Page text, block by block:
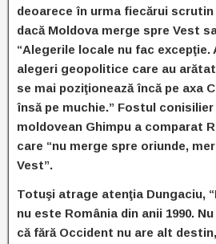
deoarece în urma fiecărui
dacă Moldova merge spre Vest
“Alegerile locale nu fac
alegeri geopolitice care au
se mai poziţionează încă pe axa
însă pe muchie.” Fostul
moldovean Ghimpu a comparat
care “nu merge spre oriunde,
Vest”.
Totuşi atrage atenţia Dungaciu,
nu este România din anii 1990.
că fără Occident nu are alt